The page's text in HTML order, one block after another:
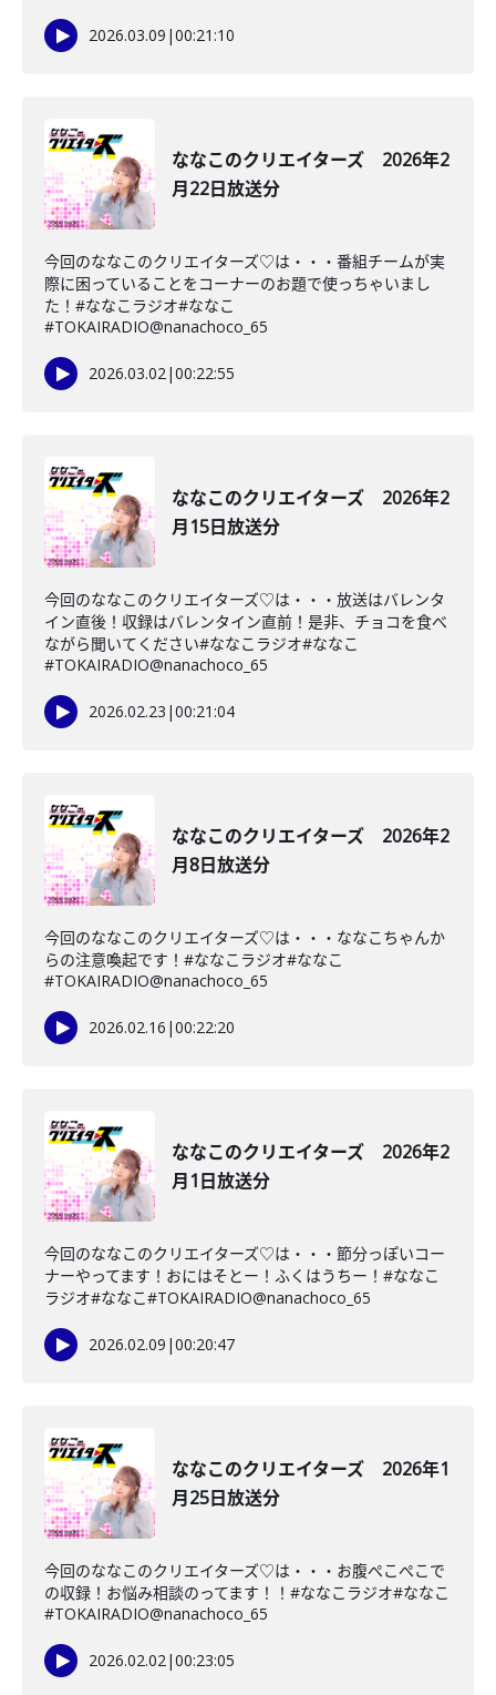
2026.03.09 |00:21:10
ななこのクリエイターズ 2026年2
月22日放送分
今回のななこのクリエイターズ♡は・・・番組チームが実
際に困っていることをコーナーのお題で使っちゃいまし
た！#ななこラジオ#ななこ
#TOKAIRADIO@nanachoco_65
2026.03.02|00:22:55
ななこのクリエイターズ 2026年2
月15日放送分
今回のななこのクリエイターズ♡は・・・放送はバレンタ
イン直後！収録はバレンタイン直前！是非、チョコを食べ
ながら聞いてください#ななこラジオ#ななこ
#TOKAIRADIO@nanachoco_65
2026.02.23 |00:21:04
ななこのクリエイターズ 2026年2
月8日放送分
今回のななこのクリエイターズ♡は・・・ななこちゃんか
らの注意喚起です！#ななこラジオ#ななこ
#TOKAIRADIO@nanachoco_65
2026.02.16 |00:22:20
ななこのクリエイターズ 2026年2
月1日放送分
今回のななこのクリエイターズ♡は・・・節分っぽいコー
ナーやってます！おにはそとー！ふくはうちー！#ななこ
ラジオ#ななこ#TOKAIRADIO@nanachoco_65
2026.02.09 |00:20:47
ななこのクリエイターズ 2026年1
月25日放送分
今回のななこのクリエイターズ♡は・・・お腹ぺこぺこで
の収録！お悩み相談のってます！！#ななこラジオ#ななこ
#TOKAIRADIO@nanachoco_65
2026.02.02|00:23:05